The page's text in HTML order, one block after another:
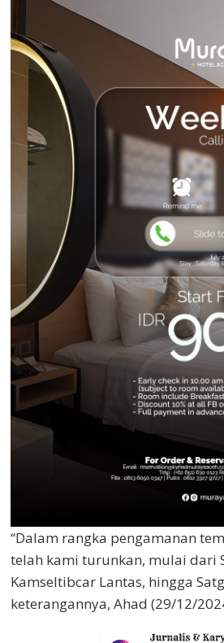
“Dalam rangka pengamanan
telah kami turunkan, mulai dari
Kamseltibcar Lantas, hingga
keterangannya, Ahad (29/12/